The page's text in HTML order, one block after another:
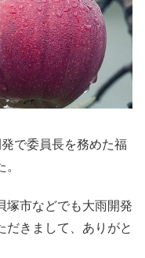
で委員長を務めた福
塚市などでも大雨開発
だきまして、ありがと